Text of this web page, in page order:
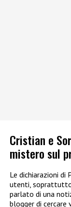
Cristian e
mistero sul
Le dichiarazioni di
utenti, soprattutto
parlato di una
blogger di cercare